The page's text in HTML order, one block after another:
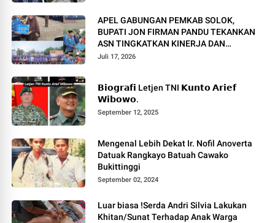
APEL GABUNGAN PEMKAB SOLOK,
BUPATI JON FIRMAN PANDU TEKANKAN
ASN TINGKATKAN KINERJA DAN
PELAYANAN MASYARAKAT.
Juli 17, 2026
𝗕𝗶𝗼𝗴𝗿𝗮𝗳𝗶 Letjen TNI 𝗞𝘂𝗻𝘁𝗼 𝗔𝗿𝗶𝗲𝗳
𝗪𝗶𝗯𝗼𝘄𝗼.
September 12, 2025
Mengenal Lebih Dekat Ir. Nofil Anoverta
Datuak Rangkayo Batuah Cawako
Bukittinggi
September 02, 2024
Luar biasa !Serda Andri Silvia Lakukan
Khitan/Sunat Terhadap Anak Warga